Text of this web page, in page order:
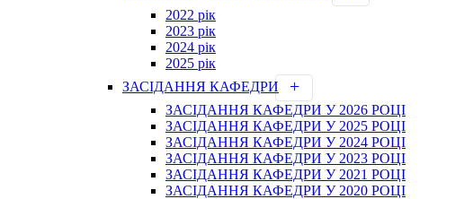
2022 рік
2023 рік
2024 рік
2025 рік
ЗАСІДАННЯ КАФЕДРИ
ЗАСІДАННЯ КАФЕДРИ У 2026 РОЦІ
ЗАСІДАННЯ КАФЕДРИ У 2025 РОЦІ
ЗАСІДАННЯ КАФЕДРИ У 2024 РОЦІ
ЗАСІДАННЯ КАФЕДРИ У 2023 РОЦІ
ЗАСІДАННЯ КАФЕДРИ У 2021 РОЦІ
ЗАСІДАННЯ КАФЕДРИ У 2020 РОЦІ